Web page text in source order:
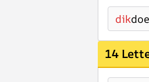
dik
14